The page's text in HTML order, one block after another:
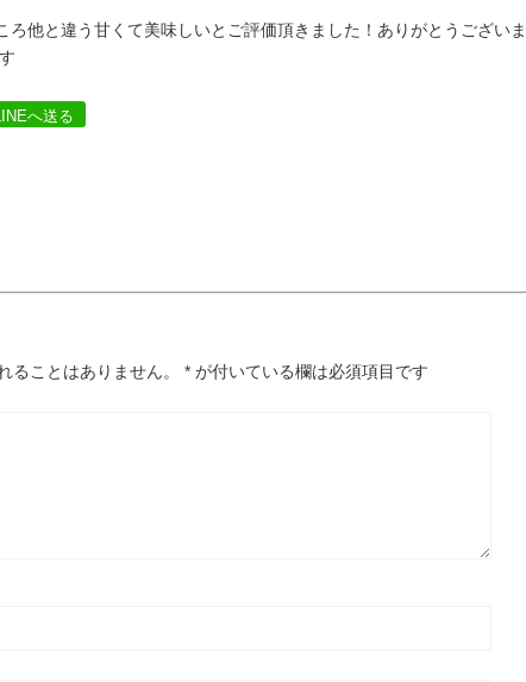
ろ他と違う甘くて美味しいとご評価頂きました！ありがとうございま
LINEへ送る
ることはありません。 * が付いている欄は必須項目です